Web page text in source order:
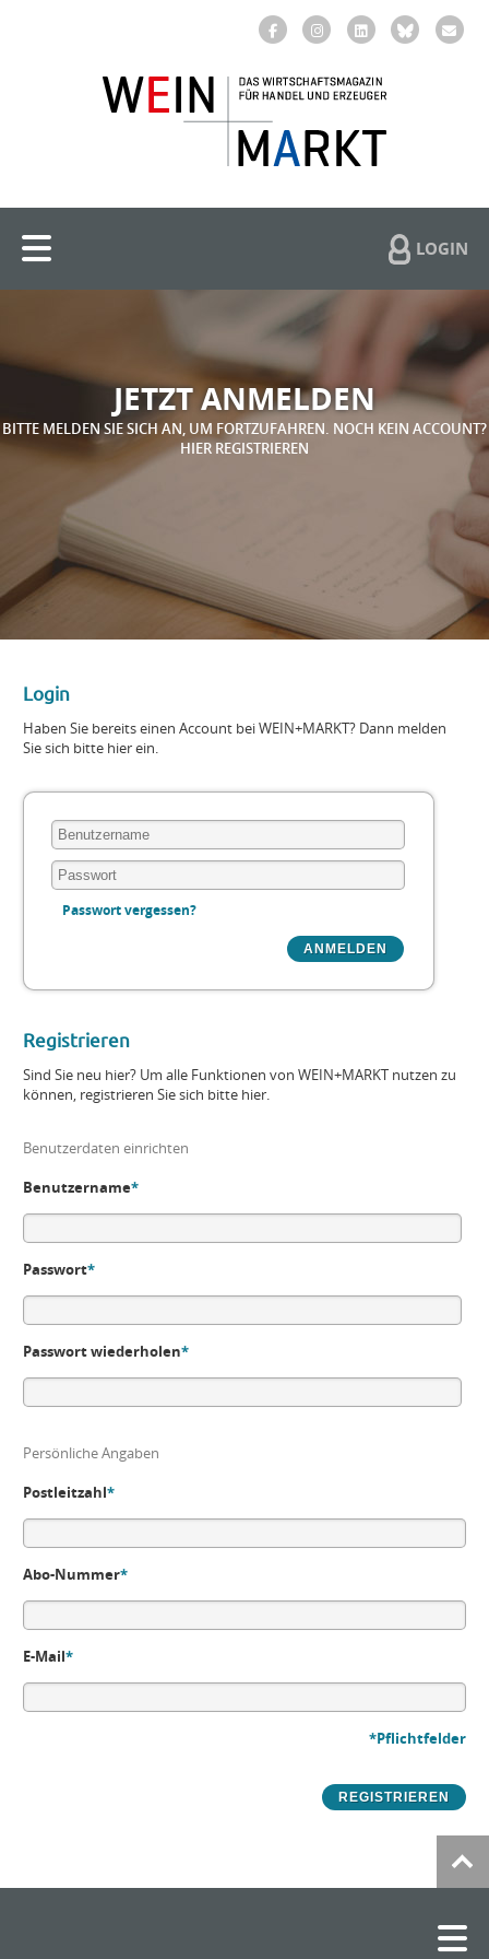
LOGIN
JETZT ANMELDEN
BITTE MELDEN SIE SICH AN, UM FORTZUFAHREN. NOCH KEIN ACCOUNT?
HIER REGISTRIEREN
Login
Haben Sie bereits einen Account bei WEIN+MARKT? Dann melden
Sie sich bitte hier ein.
Passwort vergessen?
Registrieren
Sind Sie neu hier? Um alle Funktionen von WEIN+MARKT nutzen zu
können, registrieren Sie sich bitte hier.
Benutzerdaten einrichten
Benutzername*
Passwort*
Passwort wiederholen*
Persönliche Angaben
Postleitzahl*
Abo-Nummer*
E-Mail*
*Pflichtfelder